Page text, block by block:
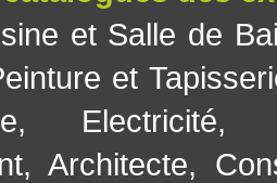
et Salle de
et
, Electricité
, Architecte,